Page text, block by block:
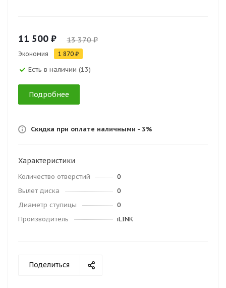
11 500 ₽ 13 370 ₽
Экономия 1 870 ₽
Есть в наличии (13)
Подробнее
Скидка при оплате наличными - 3%
Характеристики
Количество отверстий
0
Вылет диска
0
Диаметр ступицы
0
Производитель
iLINK
Поделиться